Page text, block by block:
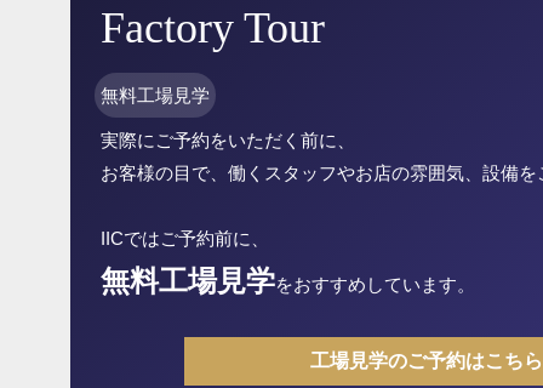
Factory Tour
無料工場見学
実際にご予約をいただく前に、
お客様の目で、働くスタッフやお店の雰囲気、設備を
IICではご予約前に、
無料工場見学をおすすめしています。
工場見学のご予約はこちら